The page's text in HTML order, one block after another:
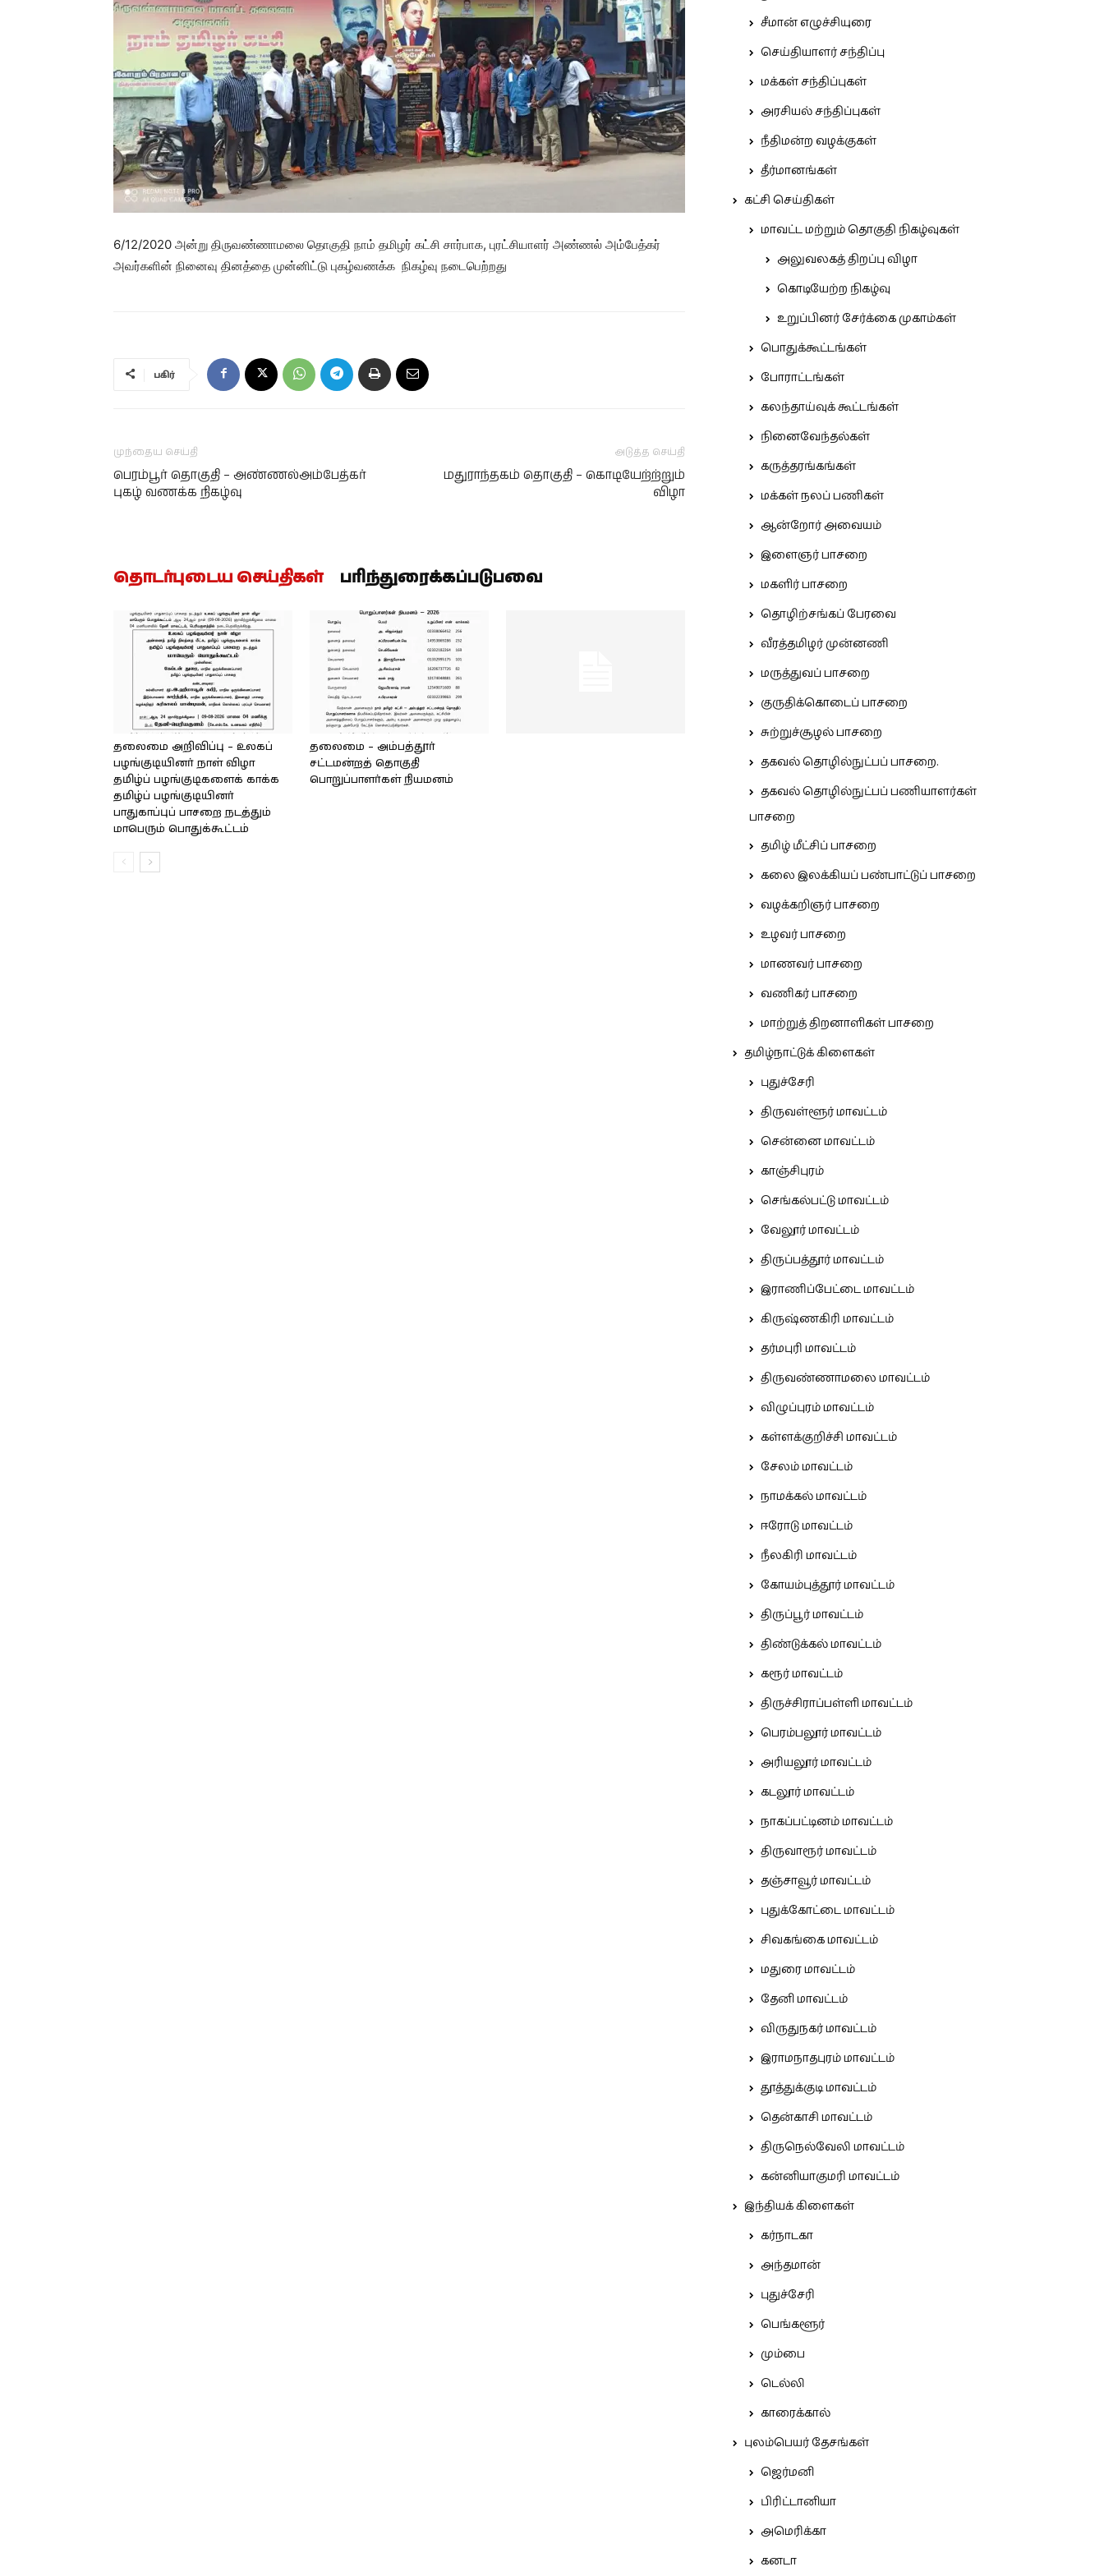
6/12/2020 அன்று திருவண்ணாமலை தொகுதி நாம் தமிழர் கட்சி சார்பாக, புரட்சியாளர் அண்ணல் அம்பேத்கர்
அவர்களின் நினைவு தினத்தை முன்னிட்டு புகழ்வணக்க நிகழ்வு நடைபெற்றது
பகிர்
முந்தைய செய்தி
பெரம்பூர் தொகுதி – அண்ணல்அம்பேத்கர்
புகழ் வணக்க நிகழ்வு
அடுத்த செய்தி
மதுராந்தகம் தொகுதி – கொடியேற்ற்றும்
விழா
தொடர்புடைய செய்திகள் பரிந்துரைக்கப்படுபவை
தலைமை அறிவிப்பு – உலகப்
பழங்குடியினர் நாள் விழா
தமிழ்ப் பழங்குடிகளைக் காக்க
தமிழ்ப் பழங்குடியினர்
பாதுகாப்புப் பாசறை நடத்தும்
மாபெரும் பொதுக்கூட்டம்
தலைமை – அம்பத்தூர்
சட்டமன்றத் தொகுதி
பொறுப்பாளர்கள் நியமனம்
சீமான் எழுச்சியுரை
செய்தியாளர் சந்திப்பு
மக்கள் சந்திப்புகள்
அரசியல் சந்திப்புகள்
நீதிமன்ற வழக்குகள்
தீர்மானங்கள்
கட்சி செய்திகள்
மாவட்ட மற்றும் தொகுதி நிகழ்வுகள்
அலுவலகத் திறப்பு விழா
கொடியேற்ற நிகழ்வு
உறுப்பினர் சேர்க்கை முகாம்கள்
பொதுக்கூட்டங்கள்
போராட்டங்கள்
கலந்தாய்வுக் கூட்டங்கள்
நினைவேந்தல்கள்
கருத்தரங்கங்கள்
மக்கள் நலப் பணிகள்
ஆன்றோர் அவையம்
இளைஞர் பாசறை
மகளிர் பாசறை
தொழிற்சங்கப் பேரவை
வீரத்தமிழர் முன்னணி
மருத்துவப் பாசறை
குருதிக்கொடைப் பாசறை
சுற்றுச்சூழல் பாசறை
தகவல் தொழில்நுட்பப் பாசறை.
தகவல் தொழில்நுட்பப் பணியாளர்கள்
பாசறை
தமிழ் மீட்சிப் பாசறை
கலை இலக்கியப் பண்பாட்டுப் பாசறை
வழக்கறிஞர் பாசறை
உழவர் பாசறை
மாணவர் பாசறை
வணிகர் பாசறை
மாற்றுத் திறனாளிகள் பாசறை
தமிழ்நாட்டுக் கிளைகள்
புதுச்சேரி
திருவள்ளூர் மாவட்டம்
சென்னை மாவட்டம்
காஞ்சிபுரம்
செங்கல்பட்டு மாவட்டம்
வேலூர் மாவட்டம்
திருப்பத்தூர் மாவட்டம்
இராணிப்பேட்டை மாவட்டம்
கிருஷ்ணகிரி மாவட்டம்
தர்மபுரி மாவட்டம்
திருவண்ணாமலை மாவட்டம்
விழுப்புரம் மாவட்டம்
கள்ளக்குறிச்சி மாவட்டம்
சேலம் மாவட்டம்
நாமக்கல் மாவட்டம்
ஈரோடு மாவட்டம்
நீலகிரி மாவட்டம்
கோயம்புத்தூர் மாவட்டம்
திருப்பூர் மாவட்டம்
திண்டுக்கல் மாவட்டம்
கரூர் மாவட்டம்
திருச்சிராப்பள்ளி மாவட்டம்
பெரம்பலூர் மாவட்டம்
அரியலூர் மாவட்டம்
கடலூர் மாவட்டம்
நாகப்பட்டினம் மாவட்டம்
திருவாரூர் மாவட்டம்
தஞ்சாவூர் மாவட்டம்
புதுக்கோட்டை மாவட்டம்
சிவகங்கை மாவட்டம்
மதுரை மாவட்டம்
தேனி மாவட்டம்
விருதுநகர் மாவட்டம்
இராமநாதபுரம் மாவட்டம்
தூத்துக்குடி மாவட்டம்
தென்காசி மாவட்டம்
திருநெல்வேலி மாவட்டம்
கன்னியாகுமரி மாவட்டம்
இந்தியக் கிளைகள்
கர்நாடகா
அந்தமான்
புதுச்சேரி
பெங்களூர்
மும்பை
டெல்லி
காரைக்கால்
புலம்பெயர் தேசங்கள்
ஜெர்மனி
பிரிட்டானியா
அமெரிக்கா
கனடா